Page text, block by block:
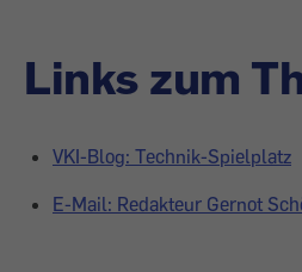
Links zum
VKI-Blog: Technik-Spielplatz
E-Mail: Redakteur Gernot